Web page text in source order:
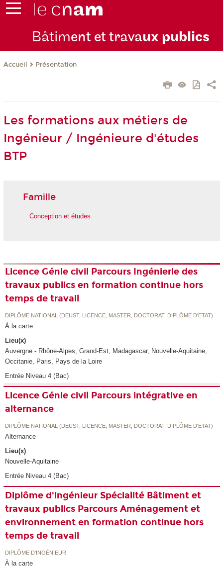
Bâtiment et travaux publics
Accueil Présentation
Les formations aux métiers de
Ingénieur / Ingénieure d'études
BTP
Famille
Conception et études
Licence Génie civil Parcours Ingénierie des
travaux publics en formation continue hors
temps de travail
DIPLÔME NATIONAL (DEUST, LICENCE, MASTER, DOCTORAT, DIPLÔME D'ETAT)
À la carte
Lieu(x)
Auvergne - Rhône-Alpes, Grand-Est, Madagascar, Nouvelle-Aquitaine,
Occitanie, Paris, Pays de la Loire
Entrée Niveau 4 (Bac)
Licence Génie civil Parcours intégrative en
alternance
DIPLÔME NATIONAL (DEUST, LICENCE, MASTER, DOCTORAT, DIPLÔME D'ETAT)
Alternance
Lieu(x)
Nouvelle-Aquitaine
Entrée Niveau 4 (Bac)
Diplôme d'ingénieur Spécialité Bâtiment et
travaux publics Parcours Aménagement et
environnement en formation continue hors
temps de travail
DIPLÔME D'INGÉNIEUR
À la carte